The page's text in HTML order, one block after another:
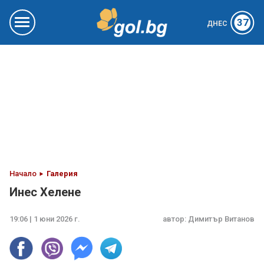
ДНЕС 37
Начало Галерия
Инес Хелене
19:06 | 1 юни 2026 г. автор: Димитър Витанов